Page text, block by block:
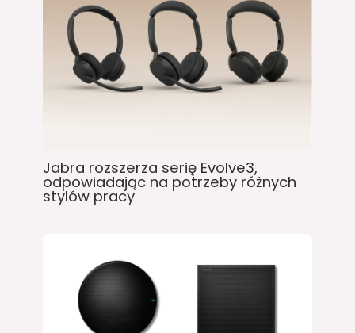
Jabra rozszerza serię Evolve3,
odpowiadając na potrzeby różnych
stylów pracy